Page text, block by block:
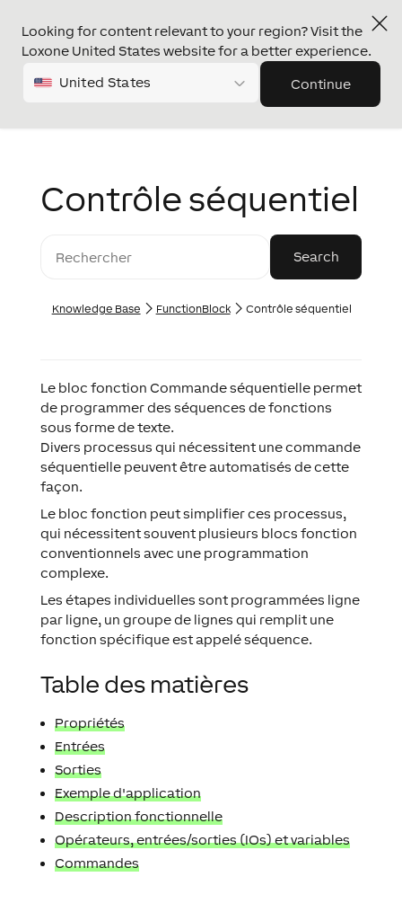
Looking for content relevant to your region? Visit the
Loxone United States website for a better experience.
United States Continue
Contrôle séquentiel
Knowledge Base FunctionBlock Contrôle séquentiel
Le bloc fonction Commande séquentielle permet
de programmer des séquences de fonctions
sous forme de texte.
Divers processus qui nécessitent une commande
séquentielle peuvent être automatisés de cette
façon.
Le bloc fonction peut simplifier ces processus,
qui nécessitent souvent plusieurs blocs fonction
conventionnels avec une programmation
complexe.
Les étapes individuelles sont programmées ligne
par ligne, un groupe de lignes qui remplit une
fonction spécifique est appelé séquence.
Table des matières
Propriétés
Entrées
Sorties
Exemple d'application
Description fonctionnelle
Opérateurs, entrées/sorties (IOs) et variables
Commandes